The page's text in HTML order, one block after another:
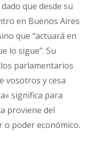
que desde su
en Buenos Aires
que “actuará en
lo sigue”. Su
parlamentarios
vosotros y cesa
significa para
proviene del
o poder económico.